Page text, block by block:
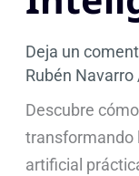
Deja un
Rubén Navarro
Descubre
transformando
artificial